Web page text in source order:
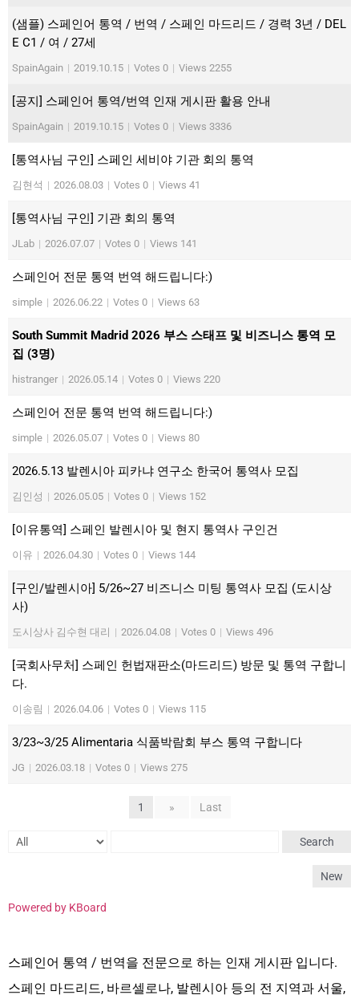
(샘플) 스페인어 통역 / 번역 / 스페인 마드리드 / 경력 3년 / DEL
E C1 / 여 / 27세
SpainAgain | 2019.10.15 | Votes 0 | Views 2255
[공지] 스페인어 통역/번역 인재 게시판 활용 안내
SpainAgain | 2019.10.15 | Votes 0 | Views 3336
[통역사님 구인] 스페인 세비야 기관 회의 통역
김현석 | 2026.08.03 | Votes 0 | Views 41
[통역사님 구인] 기관 회의 통역
JLab | 2026.07.07 | Votes 0 | Views 141
스페인어 전문 통역 번역 해드립니다:)
simple | 2026.06.22 | Votes 0 | Views 63
South Summit Madrid 2026 부스 스태프 및 비즈니스 통역 모
집 (3명)
histranger | 2026.05.14 | Votes 0 | Views 220
스페인어 전문 통역 번역 해드립니다:)
simple | 2026.05.07 | Votes 0 | Views 80
2026.5.13 발렌시아 피카냐 연구소 한국어 통역사 모집
김인성 | 2026.05.05 | Votes 0 | Views 152
[이유통역] 스페인 발렌시아 및 현지 통역사 구인건
이유 | 2026.04.30 | Votes 0 | Views 144
[구인/발렌시아] 5/26~27 비즈니스 미팅 통역사 모집 (도시상
사)
도시상사 김수현 대리 | 2026.04.08 | Votes 0 | Views 496
[국회사무처] 스페인 헌법재판소(마드리드) 방문 및 통역 구합니
다.
이송림 | 2026.04.06 | Votes 0 | Views 115
3/23~3/25 Alimentaria 식품박람회 부스 통역 구합니다
JG | 2026.03.18 | Votes 0 | Views 275
1 » Last
Search
New
Powered by KBoard
스페인어 통역 / 번역을 전문으로 하는 인재 게시판 입니다.
스페인 마드리드, 바르셀로나, 발렌시아 등의 전 지역과 서울,